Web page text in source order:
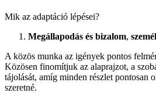
Mik az adaptáció lépései?
Megállapodás és bizalom,
A közös munka az igények pontos
Közösen finomítjuk az alaprajzot, a
tájolását, amíg minden részlet pontosan
szeretné.